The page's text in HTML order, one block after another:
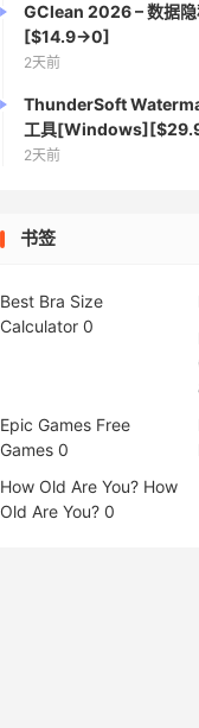
GClean 2026 – 数据
[$14.9→0]
2天前
ThunderSoft
工具
2天前
书签
Best Bra Size
Calculator 0
Epic Games Free
Games 0
How Old Are You? How
Old Are You? 0